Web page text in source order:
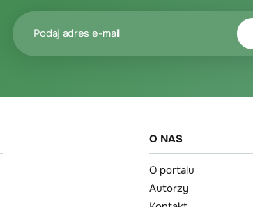
O NAS
O portalu
Autorzy